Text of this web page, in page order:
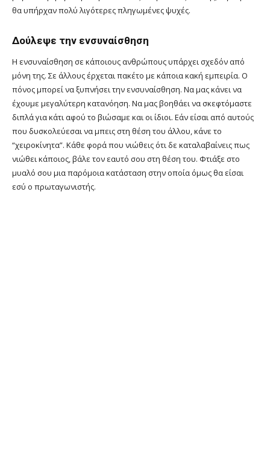
θα υπήρχαν πολύ λιγότερες πληγωμένες ψυχές.
Δούλεψε την ενσυναίσθηση
Η ενσυναίσθηση σε κάποιους ανθρώπους υπάρχει σχεδόν από
μόνη της. Σε άλλους έρχεται πακέτο με κάποια κακή εμπειρία. Ο
πόνος μπορεί να ξυπνήσει την ενσυναίσθηση. Να μας κάνει να
έχουμε μεγαλύτερη κατανόηση. Να μας βοηθάει να σκεφτόμαστε
διπλά για κάτι αφού το βιώσαμε και οι ίδιοι. Εάν είσαι από αυτούς
που δυσκολεύεσαι να μπεις στη θέση του άλλου, κάνε το
“χειροκίνητα”. Κάθε φορά που νιώθεις ότι δε καταλαβαίνεις πως
νιώθει κάποιος, βάλε τον εαυτό σου στη θέση του. Φτιάξε στο
μυαλό σου μια παρόμοια κατάσταση στην οποία όμως θα είσαι
εσύ ο πρωταγωνιστής.